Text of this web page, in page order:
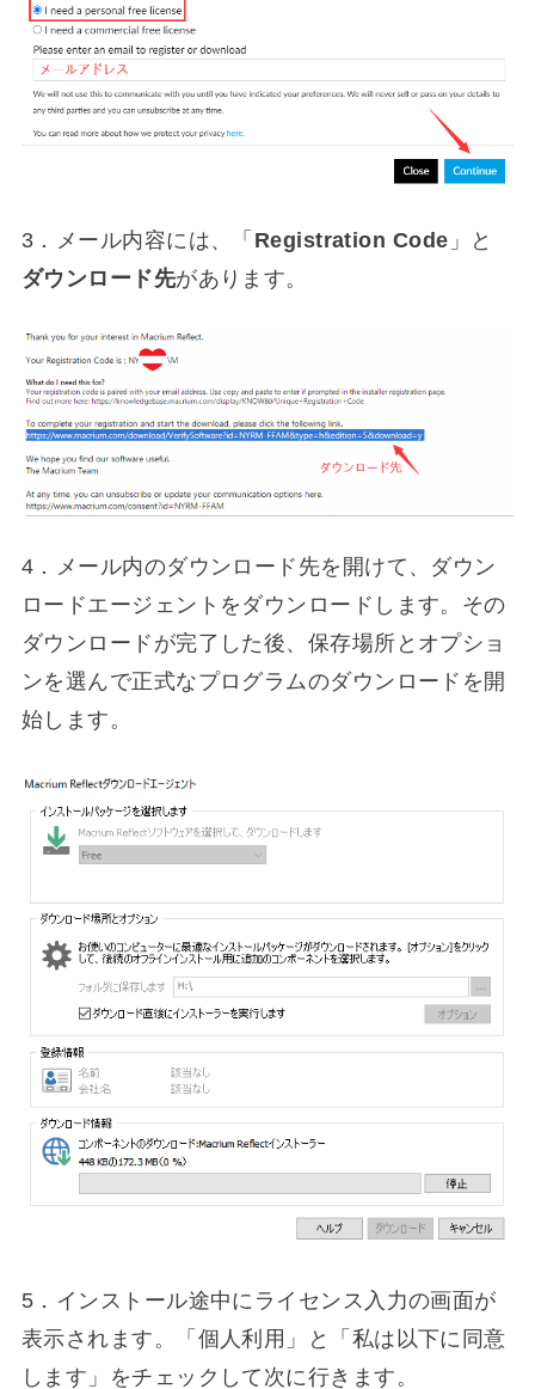
3．メール内容には、「 Registration Code 」と
ダウンロード先があります。
4．メール内のダウンロード先を開けて、ダウン
ロードエージェントをダウンロードします。その
ダウンロードが完了した後、保存場所とオプショ
ンを選んで正式なプログラムのダウンロードを開
始します。
5．インストール途中にライセンス入力の画面が
表示されます。「個人利用」と「私は以下に同意
します」をチェックして次に行きます。